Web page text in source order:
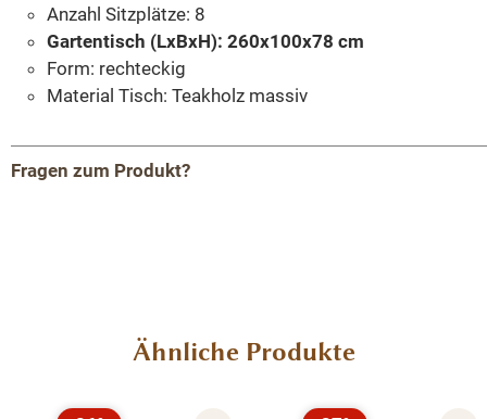
Anzahl Sitzplätze: 8
Gartentisch (LxBxH): 260x100x78 cm
Form: rechteckig
Material Tisch: Teakholz massiv
Fragen zum Produkt?
Unser Garten Set zum Spitzenpreis - bestehend aus
Produktgalerie überspringen
Ähnliche Produkte